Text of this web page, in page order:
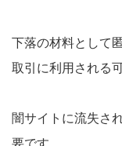
下落の材料として
取引に利用される
闇サイトに流失さ
要です。